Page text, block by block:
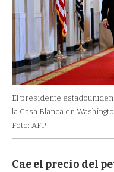
El presidente
la Casa Blanca en
Foto: AFP
Cae el precio del